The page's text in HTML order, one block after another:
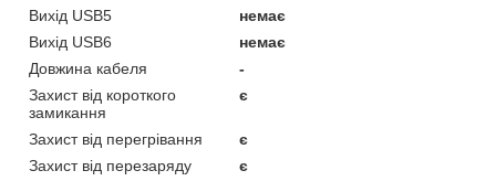
Вихід USB5
немає
Вихід USB6
немає
Довжина кабеля
-
Захист від короткого
замикання
є
Захист від перегрівання
є
Захист від перезаряду
є